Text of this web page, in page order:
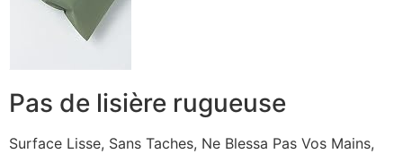
Pas de lisière rugueuse
Surface Lisse, Sans Taches, Ne Blessa Pas Vos Mains,